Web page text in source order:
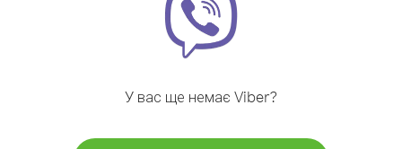
У вас ще немає Viber?